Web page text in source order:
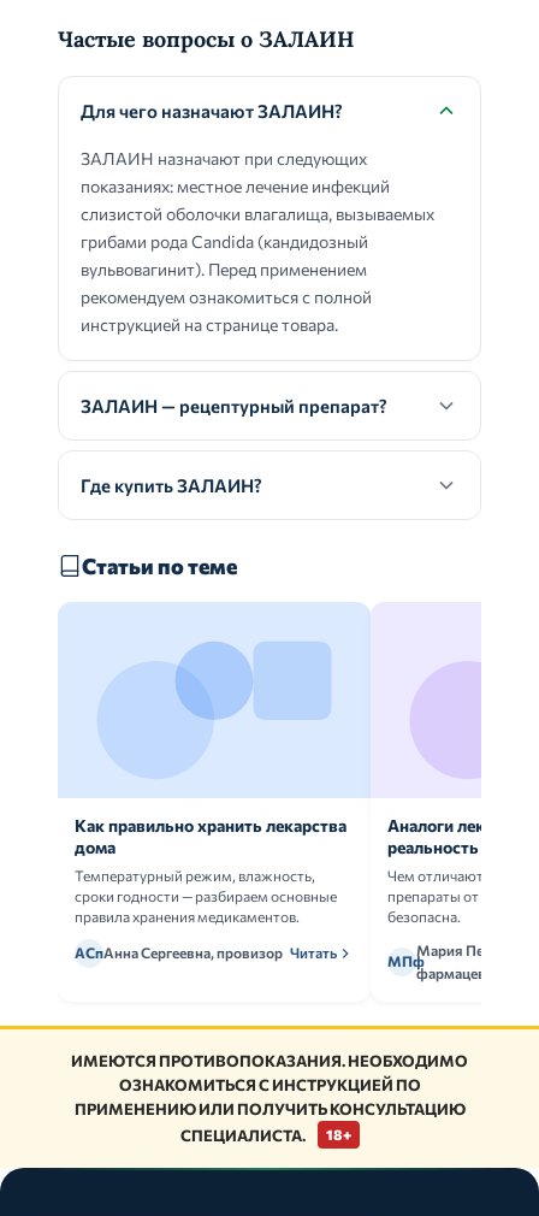
Частые вопросы о ЗАЛАИН
Для чего назначают ЗАЛАИН?
ЗАЛАИН назначают при следующих
показаниях: местное лечение инфекций
слизистой оболочки влагалища, вызываемых
грибами рода Candida (кандидозный
вульвовагинит). Перед применением
рекомендуем ознакомиться с полной
инструкцией на странице товара.
ЗАЛАИН — рецептурный препарат?
Где купить ЗАЛАИН?
Статьи по теме
Как правильно хранить лекарства
дома
Температурный режим, влажность,
сроки годности — разбираем основные
правила хранения медикаментов.
АСпАнна Сергеевна, провизор Читать
Аналоги
реальность
Чем отличаются
препараты от
безопасна.
МПф
Мария Петрова,
фармацевт
ИМЕЮТСЯ ПРОТИВОПОКАЗАНИЯ. НЕОБХОДИМО
ОЗНАКОМИТЬСЯ С ИНСТРУКЦИЕЙ ПО
ПРИМЕНЕНИЮ ИЛИ ПОЛУЧИТЬ КОНСУЛЬТАЦИЮ
СПЕЦИАЛИСТА.
18+